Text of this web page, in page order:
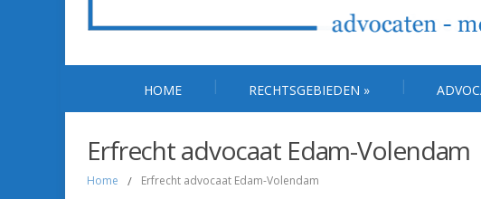
HOME RECHTSGEBIEDEN »
Erfrecht advocaat Edam-Volendam
Home / Erfrecht advocaat Edam-Volendam